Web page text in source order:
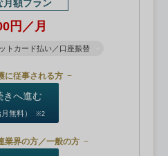
月額プラン
円／月
トカード払い／口座振替
に従事される方
きへ進む
月無料） ※2
業界の方／一般の方